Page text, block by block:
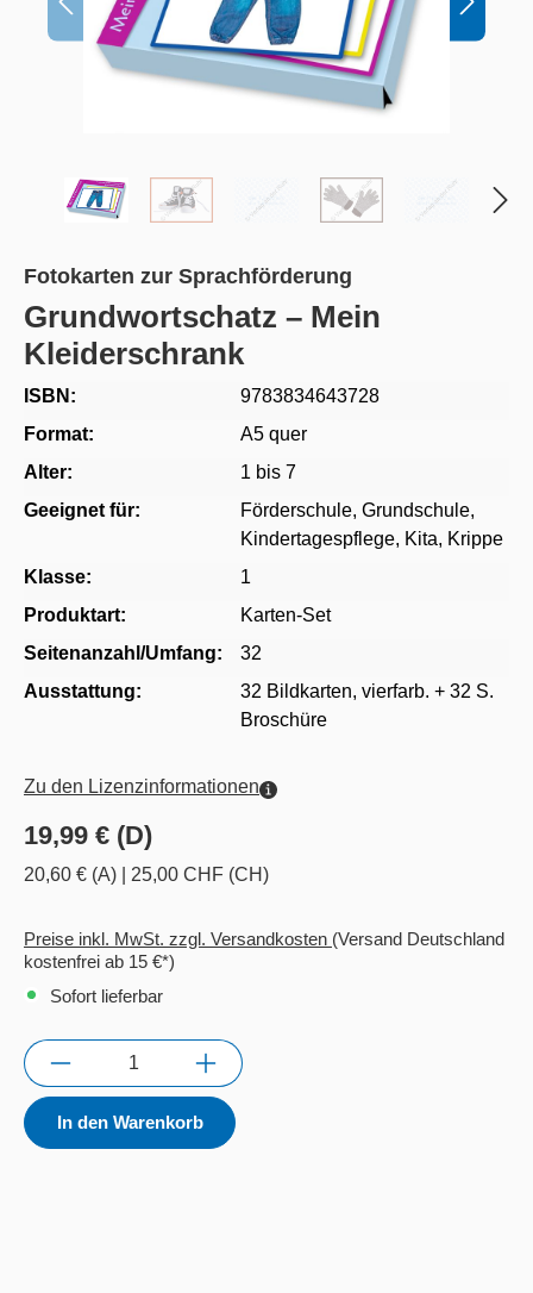
Fotokarten zur Sprachförderung
Grundwortschatz – Mein
Kleiderschrank
ISBN:
9783834643728
Format:
A5 quer
Alter:
1 bis 7
Geeignet für:
Förderschule, Grundschule,
Kindertagespflege, Kita, Krippe
Klasse:
1
Produktart:
Karten-Set
Seitenanzahl/Umfang:
32
Ausstattung:
32 Bildkarten, vierfarb. + 32 S.
Broschüre
Zu den Lizenzinformationen
19,99 € (D)
20,60 € (A) 25,00 CHF (CH)
Preise inkl. MwSt. zzgl. Versandkosten (Versand Deutschland
kostenfrei ab 15 €*)
Sofort lieferbar
Anzahl
In den Warenkorb